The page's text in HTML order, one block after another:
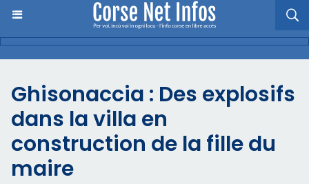
Ghisonaccia : Des explosifs
dans la villa en
construction de la fille du
maire